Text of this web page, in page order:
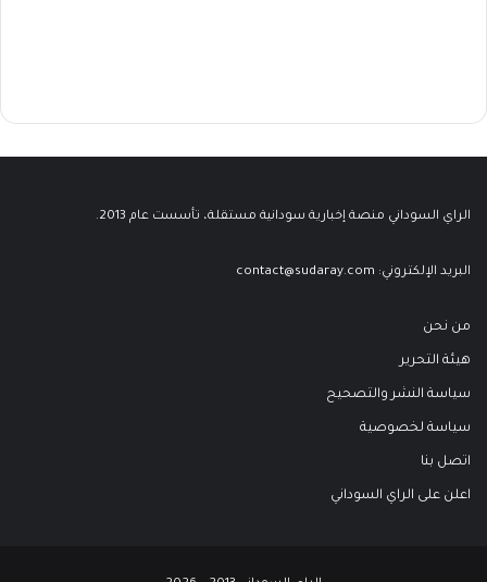
الراي السوداني منصة إخبارية سودانية مستقلة، تأسست عام 2013.
البريد الإلكتروني: contact@sudaray.com
من نحن
هيئة التحرير
سياسة النشر والتصحيح
سياسة لخصوصية
اتصل بنا
اعلن على الراي السوداني